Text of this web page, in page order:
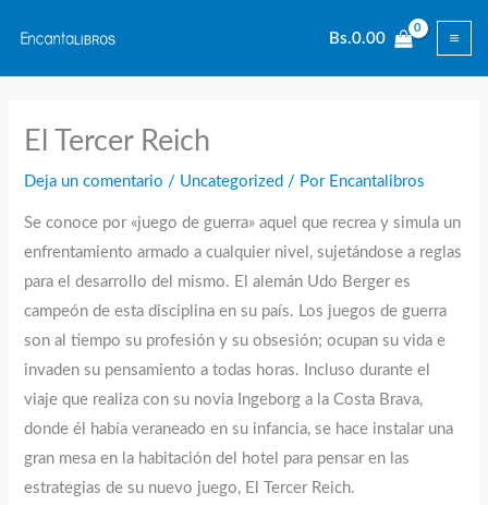
contenido
Bs.0.00
El Tercer Reich
Deja un comentario / Uncategorized / Por Encantalibros
Se conoce por «juego de guerra» aquel que recrea y simula un
enfrentamiento armado a cualquier nivel, sujetándose a reglas
para el desarrollo del mismo. El alemán Udo Berger es
campeón de esta disciplina en su país. Los juegos de guerra
son al tiempo su profesión y su obsesión; ocupan su vida e
invaden su pensamiento a todas horas. Incluso durante el
viaje que realiza con su novia Ingeborg a la Costa Brava,
donde él había veraneado en su infancia, se hace instalar una
gran mesa en la habitación del hotel para pensar en las
estrategias de su nuevo juego, El Tercer Reich.